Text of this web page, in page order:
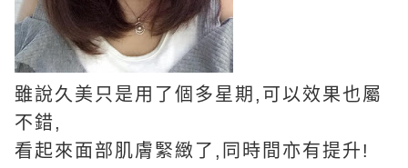
雖說久美只是用了個多星期,可以效果也屬
不錯,
看起來面部肌膚緊緻了,同時間亦有提升!